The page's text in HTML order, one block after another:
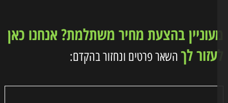
בהצעת מחיר משתלמת? אנחנו כאן
לךהשאר פרטים ונחזור בהקדם: